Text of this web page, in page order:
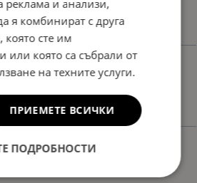
реклама и анализи,
я комбинират с друга
сте им
или която са събрали от
на техните услуги.
ПРИЕМЕТЕ ВСИЧКИ
ПОДРОБНОСТИ